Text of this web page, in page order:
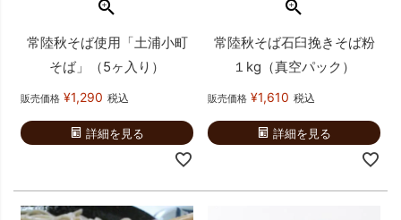
常陸秋そば使用「土浦小町
そば」（5ヶ入り）
販売価格 ¥1,290 税込
詳細を見る
常陸秋そば石臼挽きそば粉
１kg（真空パック）
販売価格 ¥1,610 税込
詳細を見る